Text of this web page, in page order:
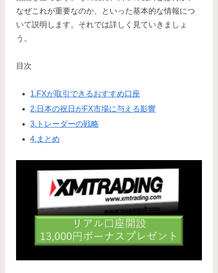
なぜこれが重要なのか、といった基本的な情報につ
いて説明します。それでは詳しく見ていきましょ
う。
目次
1.FXが取引できるおすすめ口座
2.日本の祝日がFX市場に与える影響
3.トレーダーの戦略
4.まとめ